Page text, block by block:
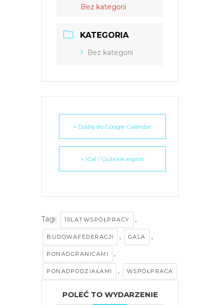
Bez kategorii
KATEGORIA
Bez kategorii
+ Dodaj do Google Calendar
+ iCal / Outlook export
Tagi: 10LATWSPÓŁPRACY ,
BUDOWAFEDERACJI , GALA ,
PONADGRANICAMI ,
PONADPODZIAŁAMI , WSPÓŁPRACA
POLEĆ TO WYDARZENIE